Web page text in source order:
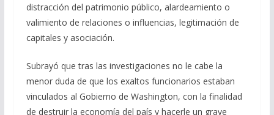
distracción del patrimonio público, alardeamiento o
valimiento de relaciones o influencias, legitimación de
capitales y asociación.
Subrayó que tras las investigaciones no le cabe la
menor duda de que los exaltos funcionarios estaban
vinculados al Gobierno de Washington, con la finalidad
de destruir la economía del país y hacerle un grave